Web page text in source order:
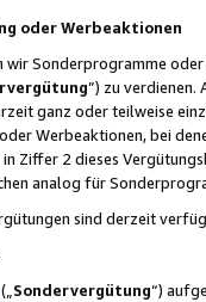
oder Werbeaktionen
wir Sonderprogramme
”) zu verdienen.
ganz oder teilweise
Werbeaktionen, bei
in Ziffer 2 dieses
analog für
sind derzeit
(„ Sondervergütung“)